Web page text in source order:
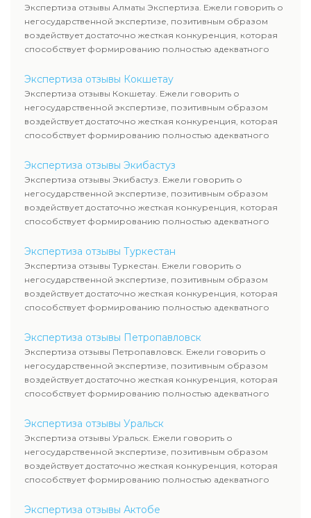
Экспертиза отзывы Алматы Экспертиза. Ежели говорить о
негосударственной экспертизе, позитивным образом
воздействует достаточно жесткая конкуренция, которая
способствует формированию полностью адекватного
Экспертиза отзывы Кокшетау
Экспертиза отзывы Кокшетау. Ежели говорить о
негосударственной экспертизе, позитивным образом
воздействует достаточно жесткая конкуренция, которая
способствует формированию полностью адекватного
Экспертиза отзывы Экибастуз
Экспертиза отзывы Экибастуз. Ежели говорить о
негосударственной экспертизе, позитивным образом
воздействует достаточно жесткая конкуренция, которая
способствует формированию полностью адекватного
Экспертиза отзывы Туркестан
Экспертиза отзывы Туркестан. Ежели говорить о
негосударственной экспертизе, позитивным образом
воздействует достаточно жесткая конкуренция, которая
способствует формированию полностью адекватного
Экспертиза отзывы Петропавловск
Экспертиза отзывы Петропавловск. Ежели говорить о
негосударственной экспертизе, позитивным образом
воздействует достаточно жесткая конкуренция, которая
способствует формированию полностью адекватного
Экспертиза отзывы Уральск
Экспертиза отзывы Уральск. Ежели говорить о
негосударственной экспертизе, позитивным образом
воздействует достаточно жесткая конкуренция, которая
способствует формированию полностью адекватного
Экспертиза отзывы Актобе